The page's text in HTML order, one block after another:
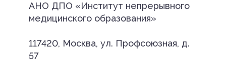
АНО ДПО «Институт непрерывного
медицинского образования»
117420, Москва, ул. Профсоюзная, д.
57